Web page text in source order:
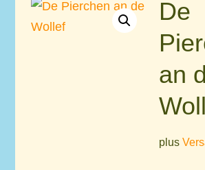
De
an
plus